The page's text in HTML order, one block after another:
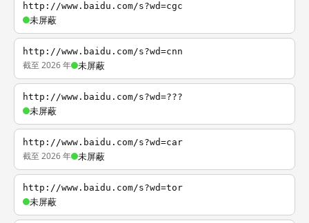
http://www.baidu.com/s?wd=cgc
未屏蔽
http://www.baidu.com/s?wd=cnn
截至 2026 年 未屏蔽
http://www.baidu.com/s?wd=???
未屏蔽
http://www.baidu.com/s?wd=car
截至 2026 年 未屏蔽
http://www.baidu.com/s?wd=tor
未屏蔽